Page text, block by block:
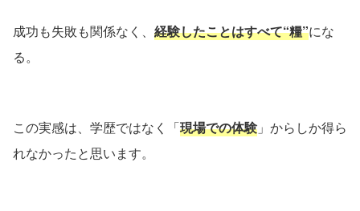
成功も失敗も関係なく、 経験したことはすべて“糧”にな
る。
この実感は、学歴ではなく「現場での体験 」からしか得ら
れなかったと思います。